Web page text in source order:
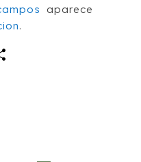
aparece
.